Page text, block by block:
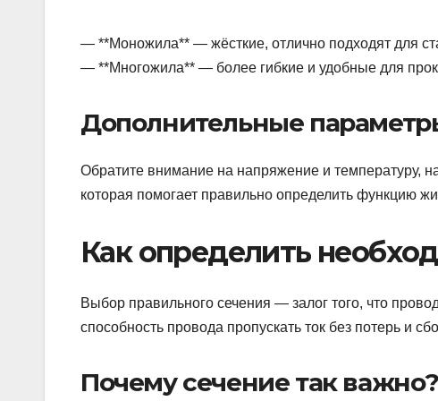
— **Моножила** — жёсткие, отлично подходят для
— **Многожила** — более гибкие и удобные для
Дополнительные
Обратите внимание на напряжение и температуру,
которая помогает правильно определить функцию
Как определить
Выбор правильного сечения — залог того, что
способность провода пропускать ток без потерь и
Почему сечение так важно?